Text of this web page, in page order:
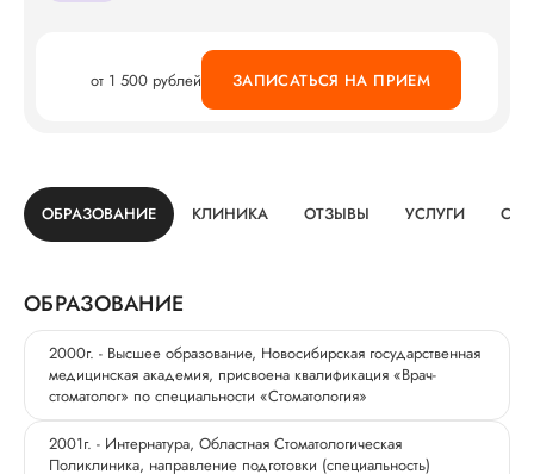
от 1 500 рублей ЗАПИСАТЬСЯ НА ПРИЕМ
ОБРАЗОВАНИЕ КЛИНИКА ОТЗЫВЫ УСЛУГИ
ОБРАЗОВАНИЕ
2000г. - Высшее образование, Новосибирская государственная
медицинская академия, присвоена квалификация «Врач-
стоматолог» по специальности «Стоматология»
2001г. - Интернатура, Областная Стоматологическая
Поликлиника, направление подготовки (специальность)